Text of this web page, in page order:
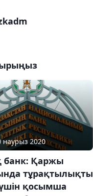
наурыз 2020
банк: Қаржы
тұрақтылықты
қосымша